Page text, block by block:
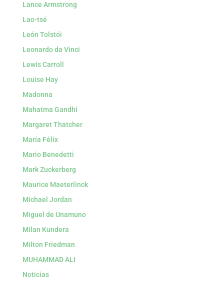
Lance Armstrong
Lao-tsé
León Tolstói
Leonardo da Vinci
Lewis Carroll
Louise Hay
Madonna
Mahatma Gandhi
Margaret Thatcher
María Félix
Mario Benedetti
Mark Zuckerberg
Maurice Maeterlinck
Michael Jordan
Miguel de Unamuno
Milan Kundera
Milton Friedman
MUHAMMAD ALI
Noticias